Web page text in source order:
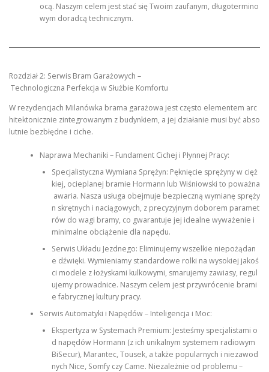
ocą. Naszym celem jest stać się Twoim zaufanym, długotermino
wym doradcą technicznym.
Rozdział 2: Serwis Bram Garażowych –
Technologiczna Perfekcja w Służbie Komfortu
W rezydencjach Milanówka brama garażowa jest często elementem arc
hitektonicznie zintegrowanym z budynkiem, a jej działanie musi być abso
lutnie bezbłędne i ciche.
Naprawa Mechaniki – Fundament Cichej i Płynnej Pracy:
Specjalistyczna Wymiana Sprężyn: Pęknięcie sprężyny w cięż
kiej, ocieplanej bramie Hormann lub Wiśniowski to poważna
awaria. Nasza usługa obejmuje bezpieczną wymianę spręży
n skrętnych i naciągowych, z precyzyjnym doborem paramet
rów do wagi bramy, co gwarantuje jej idealne wyważenie i
minimalne obciążenie dla napędu.
Serwis Układu Jezdnego: Eliminujemy wszelkie niepożądan
e dźwięki. Wymieniamy standardowe rolki na wysokiej jakoś
ci modele z łożyskami kulkowymi, smarujemy zawiasy, regul
ujemy prowadnice. Naszym celem jest przywrócenie brami
e fabrycznej kultury pracy.
Serwis Automatyki i Napędów – Inteligencja i Moc:
Ekspertyza w Systemach Premium: Jesteśmy specjalistami o
d napędów Hormann (z ich unikalnym systemem radiowym
BiSecur), Marantec, Tousek, a także popularnych i niezawod
nych Nice, Somfy czy Came. Niezależnie od problemu –